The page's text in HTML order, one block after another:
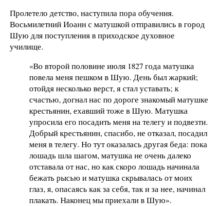
Пролетело детство, наступила пора обучения.
Восьмилетний Иоанн с матушкой отправились в город
Шую для поступления в приходское духовное
училище.
«Во второй половине июля 1827 года матушка
повела меня пешком в Шую. День был жаркий;
отойдя несколько верст, я стал уставать; к
счастью, догнал нас по дороге знакомый матушке
крестьянин, ехавший тоже в Шую. Матушка
упросила его посадить меня на телегу и подвезти.
Добрый крестьянин, спасибо, не отказал, посадил
меня в телегу. Но тут оказалась другая беда: пока
лошадь шла шагом, матушка не очень далеко
отставала от нас, но как скоро лошадь начинала
бежать рысью и матушка скрывалась от моих
глаз, я, опасаясь как за себя, так и за нее, начинал
плакать. Наконец мы приехали в Шую».